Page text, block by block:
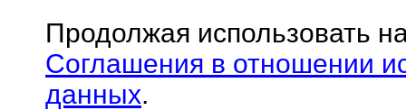
Продолжая использовать
Соглашения в отношении
данных.